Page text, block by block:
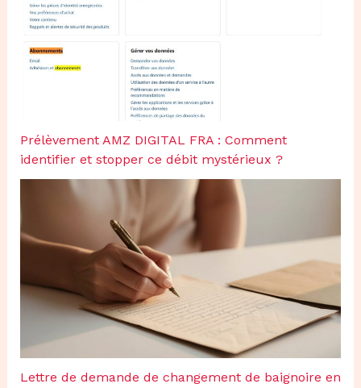
Prélèvement AMZ DIGITAL FRA : Comment
identifier et stopper ce débit mystérieux ?
Lettre de demande de changement de baignoire en